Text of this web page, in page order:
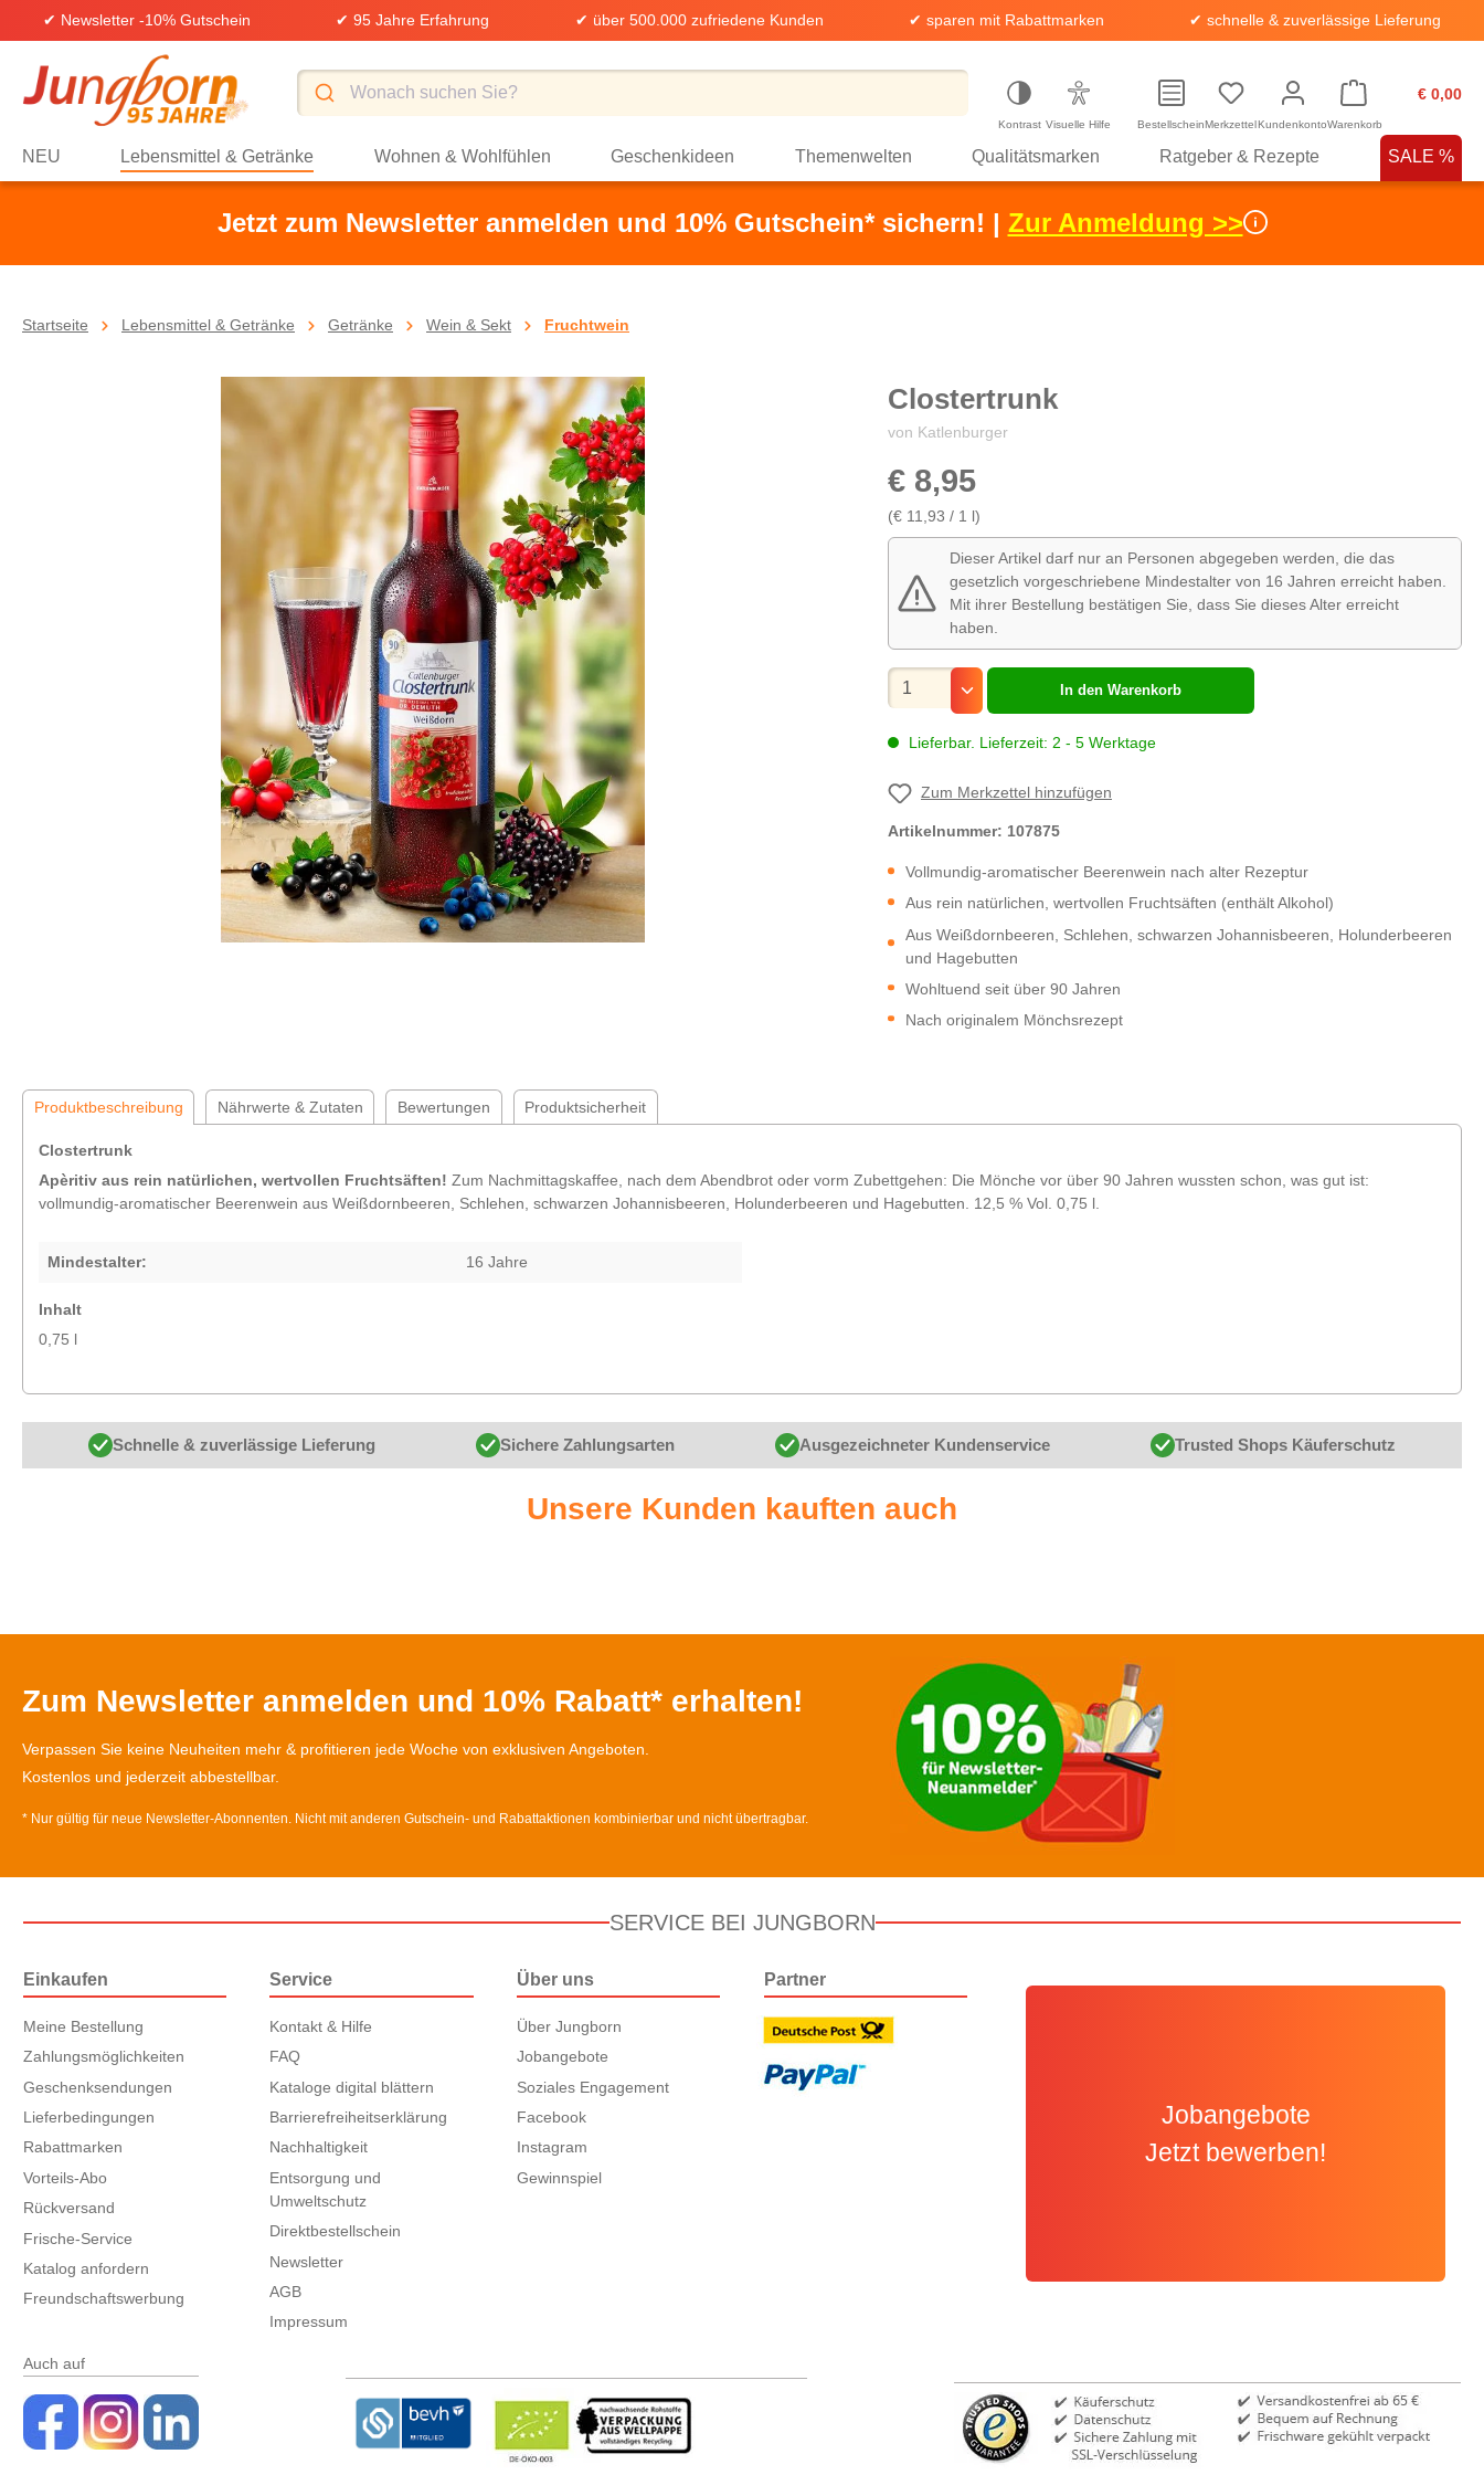
Zur Hauptnavigation springen
✔ Newsletter -10% Gutschein ✔ 95 Jahre Erfahrung ✔ über 500.000 zufriedene Kunden ✔ sparen mit Rabattmarken ✔ schnelle & zuverlässige Lieferung
Kontrast Visuelle Hilfe BestellscheinMerkzettelKundenkonto
€ 0,00
Warenkorb
NEU Lebensmittel & Getränke Wohnen & Wohlfühlen Geschenkideen Themenwelten Qualitätsmarken Ratgeber & Rezepte SALE %
Jetzt zum Newsletter anmelden und 10% Gutschein* sichern! | Zur Anmeldung >>
Startseite Lebensmittel & Getränke Getränke Wein & Sekt Fruchtwein
Clostertrunk
von Katlenburger
€ 8,95
(€ 11,93 / 1 l)
Dieser Artikel darf nur an Personen abgegeben werden, die das
gesetzlich vorgeschriebene Mindestalter von 16 Jahren erreicht haben.
Mit ihrer Bestellung bestätigen Sie, dass Sie dieses Alter erreicht
haben.
Lieferbar. Lieferzeit: 2 - 5 Werktage
Mengenauswahl
In den Warenkorb
Zum Merkzettel hinzufügen
Artikelnummer: 107875
Vollmundig-aromatischer Beerenwein nach alter Rezeptur
Aus rein natürlichen, wertvollen Fruchtsäften (enthält Alkohol)
Aus Weißdornbeeren, Schlehen, schwarzen Johannisbeeren, Holunderbeeren
und Hagebutten
Wohltuend seit über 90 Jahren
Nach originalem Mönchsrezept
Produktbeschreibung Nährwerte & Zutaten Bewertungen Produktsicherheit
Clostertrunk
Apèritiv aus rein natürlichen, wertvollen Fruchtsäften! Zum Nachmittagskaffee, nach dem Abendbrot oder vorm Zubettgehen: Die Mönche vor über 90 Jahren wussten schon, was gut ist:
vollmundig-aromatischer Beerenwein aus Weißdornbeeren, Schlehen, schwarzen Johannisbeeren, Holunderbeeren und Hagebutten. 12,5 % Vol. 0,75 l.
Mindestalter: 16 Jahre
Inhalt
0,75 l
Schnelle & zuverlässige Lieferung Sichere Zahlungsarten Ausgezeichneter Kundenservice Trusted Shops Käuferschutz
Unsere Kunden kauften auch
Zum Newsletter anmelden und 10% Rabatt* erhalten!
Verpassen Sie keine Neuheiten mehr & profitieren jede Woche von exklusiven Angeboten.
Kostenlos und jederzeit abbestellbar.
* Nur gültig für neue Newsletter-Abonnenten. Nicht mit anderen Gutschein- und Rabattaktionen kombinierbar und nicht übertragbar.
SERVICE BEI JUNGBORN
Einkaufen
Meine Bestellung
Zahlungsmöglichkeiten
Geschenksendungen
Lieferbedingungen
Rabattmarken
Vorteils-Abo
Rückversand
Frische-Service
Katalog anfordern
Freundschaftswerbung
Service
Kontakt & Hilfe
FAQ
Kataloge digital blättern
Barrierefreiheitserklärung
Nachhaltigkeit
Entsorgung und
Umweltschutz
Direktbestellschein
Newsletter
AGB
Impressum
Über uns
Über Jungborn
Jobangebote
Soziales Engagement
Facebook
Instagram
Gewinnspiel
Partner
Jobangebote
Jetzt bewerben!
Auch auf